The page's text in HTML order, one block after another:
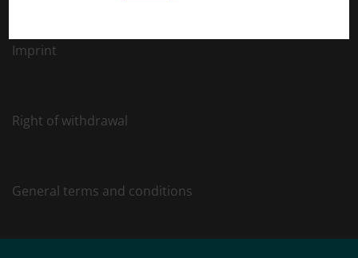
Imprint
Right of withdrawal
General terms and conditions